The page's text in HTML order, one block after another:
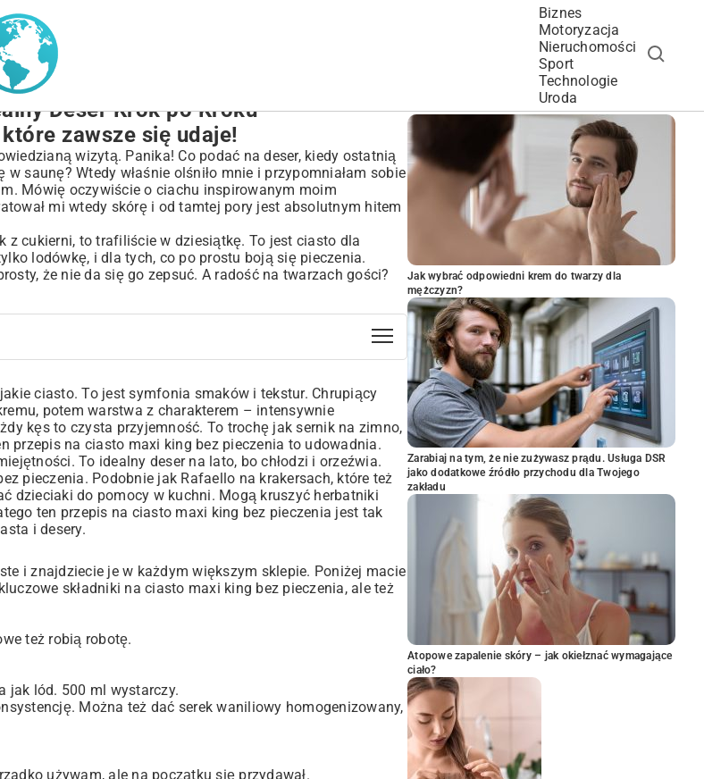
Biznes
Motoryzacja
Nieruchomości
Sport
Technologie
Uroda
Deser Krok po Kroku
zawsze się udaje!
wizytą. Panika! Co podać na deser, kiedy ostatnią
saunę? Wtedy właśnie olśniło mnie i przypomniałam sobie
Mówię oczywiście o ciachu inspirowanym moim
mi wtedy skórę i od tamtej pory jest absolutnym hitem
z cukierni, to trafiliście w dziesiątkę. To jest ciasto dla
lodówkę, i dla tych, co po prostu boją się pieczenia.
że nie da się go zepsuć. A radość na twarzach gości?
ciasto. To jest symfonia smaków i tekstur. Chrupiący
potem warstwa z charakterem – intensywnie
kęs to czysta przyjemność. To trochę jaksernik na zimno,
przepis na ciasto maxi king bez pieczenia to udowadnia.
To idealny deser na lato, bo chłodzi i orzeźwia.
pieczenia. Podobnie jak Rafaello na krakersach, które też
dzieciaki do pomocy w kuchni. Mogą kruszyć herbatniki
ten przepis na ciasto maxi king bez pieczenia jest tak
i desery.
i znajdziecie je w każdym większym sklepie. Poniżej macie
składniki na ciasto maxi king bez pieczenia, ale też
też robią robotę.
jak lód. 500 ml wystarczy.
Można też dać serek waniliowy homogenizowany,
używam, ale na początku się przydawał.
POPULARNE ARTYKUŁY
Jak wybrać odpowiedni krem do twarzy dla
mężczyzn?
Zarabiaj na tym, że nie zużywasz prądu. Usługa DSR
jako dodatkowe źródło przychodu dla Twojego
zakładu
Atopowe zapalenie skóry – jak okiełznać wymagające
ciało?